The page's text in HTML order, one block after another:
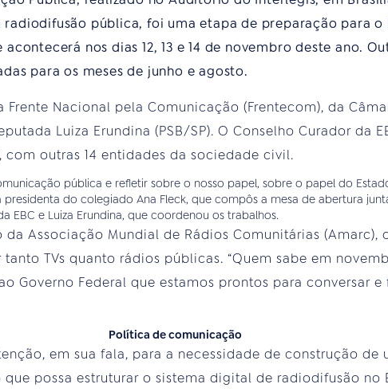
pública, foi uma etapa de preparação para o
nos dias 12, 13 e 14 de novembro deste ano.
para os meses de junho e agosto.
Nacional pela Comunicação (Frentecom), da
Luiza Erundina (PSB/SP). O Conselho Curador da
outras 14 entidades da sociedade civil.
pública e refletir sobre o nosso papel, sobre o papel do
do colegiado Ana Fleck, que compôs a mesa de abertura
EBC e Luiza Erundina, que coordenou os trabalhos.
da Associação Mundial de Rádios Comunitárias
TVs quanto rádios públicas. “Quem sabe em
Governo Federal que estamos prontos para conversar e
Política de comunicação
em sua fala, para a necessidade de construção de
possa estruturar o sistema digital de radiodifusão no